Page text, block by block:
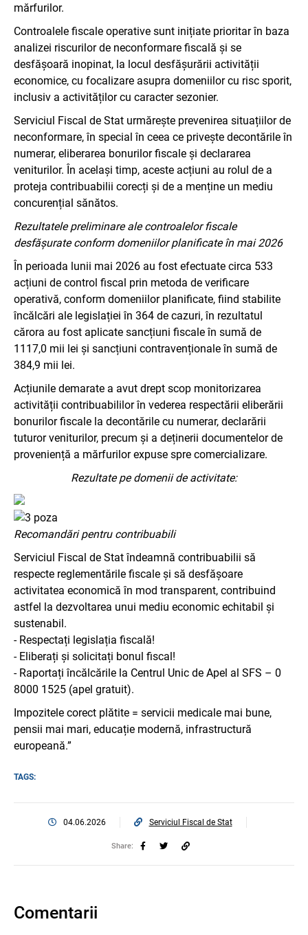
mărfurilor.
Controalele fiscale operative sunt inițiate prioritar în baza
analizei riscurilor de neconformare fiscală și se
desfășoară inopinat, la locul desfășurării activității
economice, cu focalizare asupra domeniilor cu risc sporit,
inclusiv a activităților cu caracter sezonier.
Serviciul Fiscal de Stat urmărește prevenirea situațiilor de
neconformare, în special în ceea ce privește decontările în
numerar, eliberarea bonurilor fiscale și declararea
veniturilor. În același timp, aceste acțiuni au rolul de a
proteja contribuabilii corecți și de a menține un mediu
concurențial sănătos.
Rezultatele preliminare ale controalelor fiscale
desfășurate conform domeniilor planificate în mai 2026
În perioada lunii mai 2026 au fost efectuate circa 533
acțiuni de control fiscal prin metoda de verificare
operativă, conform domeniilor planificate, fiind stabilite
încălcări ale legislației în 364 de cazuri, în rezultatul
cărora au fost aplicate sancțiuni fiscale în sumă de
1117,0 mii lei și sancțiuni contravenționale în sumă de
384,9 mii lei.
Acțiunile demarate a avut drept scop monitorizarea
activității contribuabililor în vederea respectării eliberării
bonurilor fiscale la decontările cu numerar, declarării
tuturor veniturilor, precum și a deținerii documentelor de
proveniență a mărfurilor expuse spre comercializare.
Rezultate pe domenii de activitate:
Recomandări pentru contribuabili
Serviciul Fiscal de Stat îndeamnă contribuabilii să
respecte reglementările fiscale și să desfășoare
activitatea economică în mod transparent, contribuind
astfel la dezvoltarea unui mediu economic echitabil și
sustenabil.
- Respectați legislația fiscală!
- Eliberați și solicitați bonul fiscal!
- Raportați încălcările la Centrul Unic de Apel al SFS – 0
8000 1525 (apel gratuit).
Impozitele corect plătite = servicii medicale mai bune,
pensii mai mari, educație modernă, infrastructură
europeană.”
TAGS:
04.06.2026 Serviciul Fiscal de Stat
Share:
Comentarii